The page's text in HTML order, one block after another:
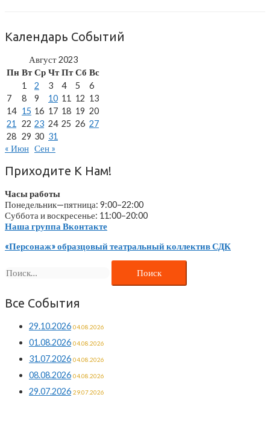
Календарь Событий
Август 2023
Пн Вт Ср Чт Пт Сб Вс
1
2 3 4 5
6
7
8 9 10 11 12 13
14 15 16 17 18 19 20
21
22 23 24 25 26 27
28 29 30 31
« Июн Сен »
Приходите К Нам!
Часы работы
Понедельник—пятница: 9:00–22:00
Суббота и воскресенье: 11:00–20:00
Наша группа Вконтакте
«Персонаж» образцовый театральный коллектив СДК
Все События
29.10.2026 04.08.2026
01.08.2026 04.08.2026
31.07.2026 04.08.2026
08.08.2026 04.08.2026
29.07.2026 29.07.2026